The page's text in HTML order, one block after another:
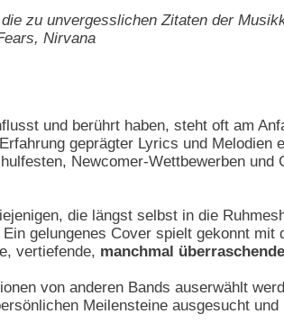
zu unvergesslichen Zitaten der
Nirvana
und berührt haben, steht oft am
geprägter Lyrics und Melodien
Newcomer-Wettbewerben und
die längst selbst in die
gelungenes Cover spielt gekonnt mit
vertiefende, manchmal
von anderen Bands auserwählt
Meilensteine ausgesucht